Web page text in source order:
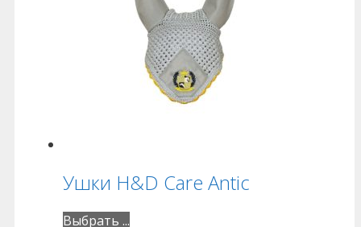
Ушки H&D Care Antic
Выбрать ...